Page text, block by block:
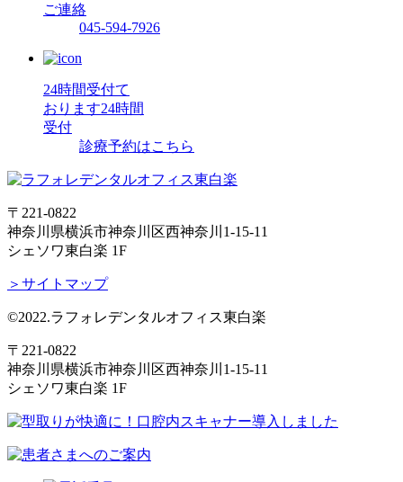
ご連絡
045-594-7926
24時間受付て
おります24時間
受付
診療予約はこちら
〒221-0822
神奈川県横浜市神奈川区西神奈川1-15-11
シェソワ東白楽 1F
＞サイトマップ
©2022.ラフォレデンタルオフィス東白楽
〒221-0822
神奈川県横浜市神奈川区西神奈川1-15-11
シェソワ東白楽 1F